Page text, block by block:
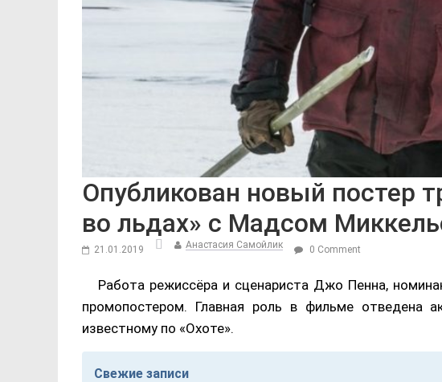
Опубликован новый постер
во льдах» с Мадсом
21.01.2019 Анастасия Самойлик 0 Comment
Работа режиссёра и сценариста Джо Пенна,
промопостером. Главная роль в фильме отведена
известному по «Охоте».
Свежие записи